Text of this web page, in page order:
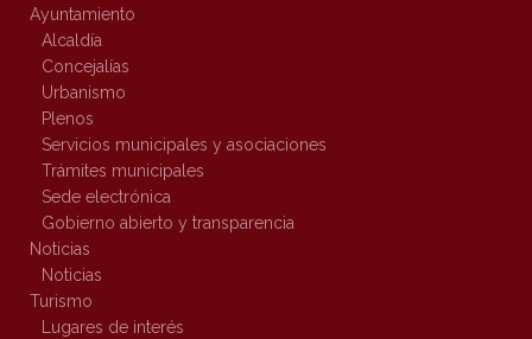
Ayuntamiento
Alcaldía
Concejalías
Urbanismo
Plenos
Servicios municipales y asociaciones
Trámites municipales
Sede electrónica
Gobierno abierto y transparencia
Noticias
Noticias
Turismo
Lugares de interés